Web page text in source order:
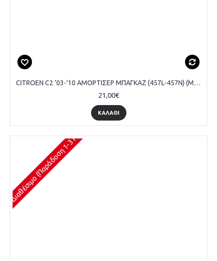
CITROEN C2 '03-'10 ΑΜΟΡΤΙΣΕΡ ΜΠΑΓΚΑΖ (457L-457N) (MARELLI)
21,00€
ΚΑΛΆΘΙ
Διαθέσιμο (Παράδοση 1-3 Ημέρες)